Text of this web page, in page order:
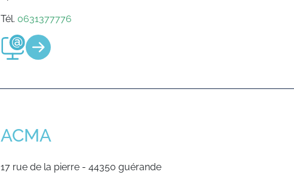
Tél. 0631377776
ACMA
17 rue de la pierre - 44350 guérande